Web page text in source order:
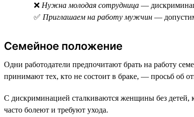
❌ Нужна молодая сотрудница —
✅ Приглашаем на работу мужчин —
Семейное положение
Одни работодатели предпочитают брать на работу
принимают тех, кто не состоит в браке, — просьб об
С дискриминацией сталкиваются женщины без детей,
часто болеют и требуют ухода.